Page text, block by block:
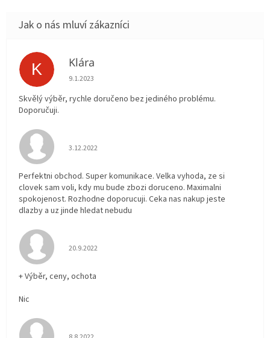
K Klára
Hodnocení obchodu je 5 z 5 hvězdiček.
9.1.2023
Skvělý výběr, rychle doručeno bez jediného problému.
Doporučuji.
Hodnocení obchodu je 5 z 5 hvězdiček.
3.12.2022
Perfektni obchod. Super komunikace. Velka vyhoda, ze si
clovek sam voli, kdy mu bude zbozi doruceno. Maximalni
spokojenost. Rozhodne doporucuji. Ceka nas nakup jeste
dlazby a uz jinde hledat nebudu
Hodnocení obchodu je 5 z 5 hvězdiček.
20.9.2022
+ Výběr, ceny, ochota
Nic
Hodnocení obchodu je 5 z 5 hvězdiček.